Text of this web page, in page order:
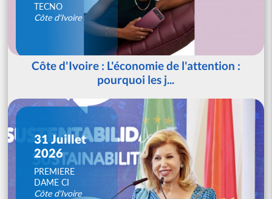
TECNO
Côte d'Ivoire
Côte d'Ivoire : L'économie de l'attention :
pourquoi les j...
31 Juillet
2026
PREMIERE
DAME CI
Côte d'Ivoire